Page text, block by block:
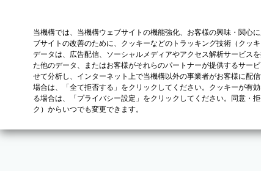
当機構では、当機構ウェブサイトの機能強化、お客様の興味・関心
ブサイトの改善のために、クッキーなどのトラッキング技術（クッ
データは、広告配信、ソーシャルメディアやアクセス解析サービス
た他のデータ、またはお客様がそれらのパートナーが提供するサー
せて分析し、インターネット上で当機構以外の事業者がお客様に配
場合は、「全て拒否する」をクリックしてください。クッキーが有
る場合は、「プライバシー設定」をクリックしてください。同意・
ク）からいつでも変更できます。